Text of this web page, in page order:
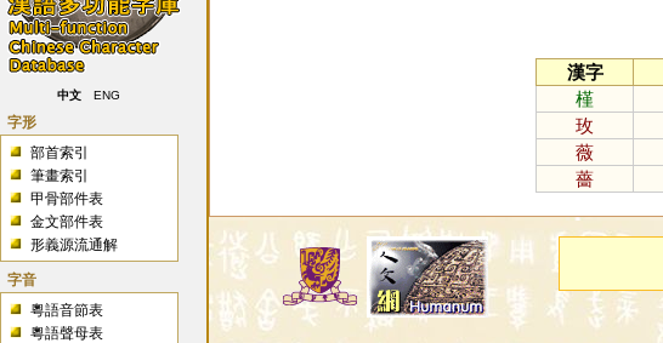
中文 ENG
字形
部首索引
筆畫索引
甲骨部件表
金文部件表
形義源流通解
字音
粵語音節表
粵語聲母表
漢字
槿
玫
薇
薔